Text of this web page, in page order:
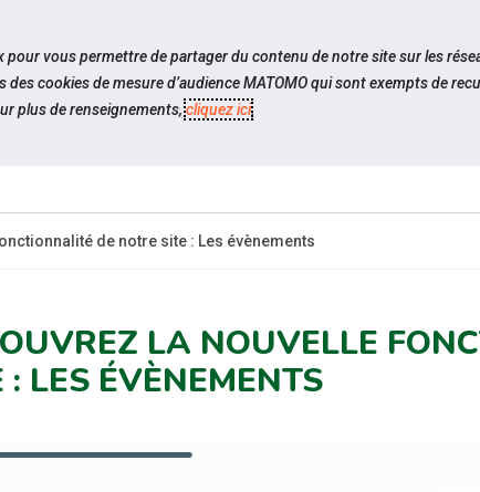
ESPACE
ESPACE
de notre site : Les évènements
LA NOUVELLE
: LES ÉVÈNEMENTS
vous permettre de partager du contenu de notre site sur les
cookies de mesure d’audience MATOMO qui sont exempts de
plus de renseignements,cliquez ici.